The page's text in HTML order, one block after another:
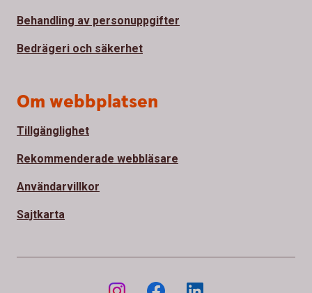
Behandling av personuppgifter
Bedrägeri och säkerhet
Om webbplatsen
Tillgänglighet
Rekommenderade webbläsare
Användarvillkor
Sajtkarta